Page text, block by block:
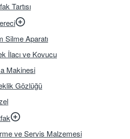
Tartısı
Silme Aparatı
İlacı ve Kovucu
Makinesi
Gözlüğü
ve Servis Malzemesi